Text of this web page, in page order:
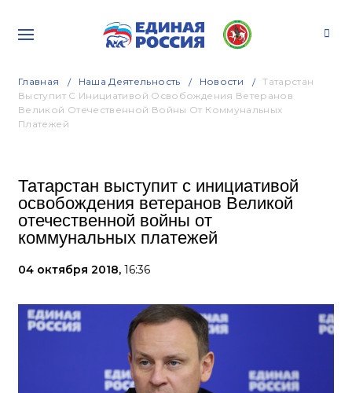
Главная Наша Деятельность Новости
Татарстан
Выступит С Инициативой Освобождения Ветеранов
Великой Отечественной Войны От Коммунальных
Платежей
Татарстан выступит с инициативой
освобождения ветеранов Великой
отечественной войны от
коммунальных платежей
04 октября 2018, 16:36